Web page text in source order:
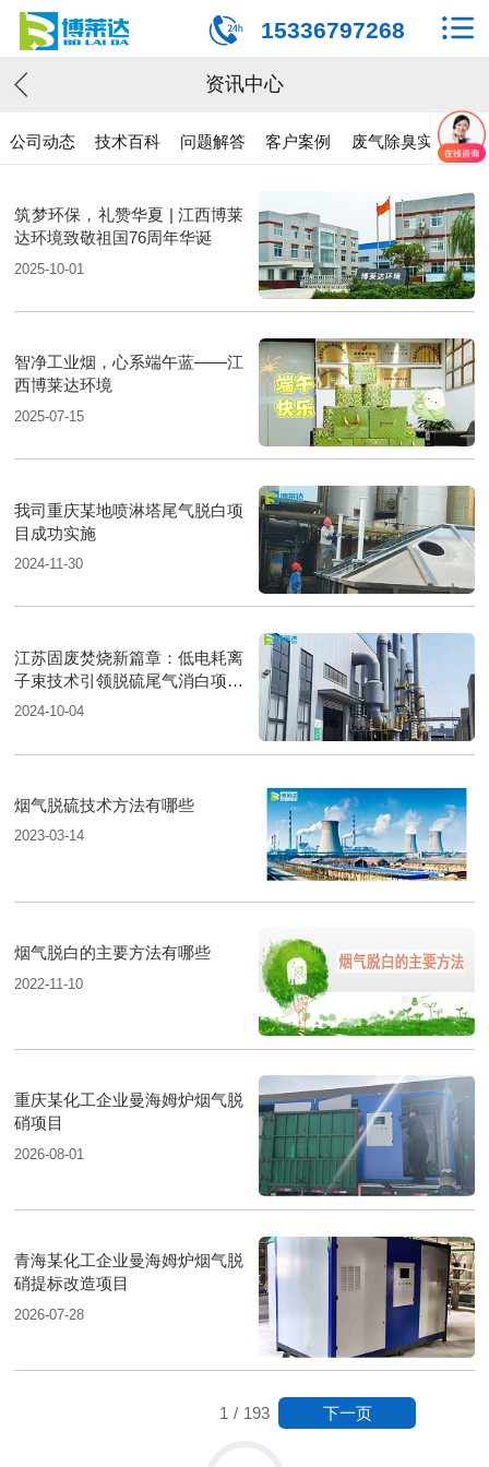
15336797268
资讯中心
公司动态 技术百科 问题解答 客户案例 废气除臭实验
筑梦环保，礼赞华夏 | 江西博莱
达环境致敬祖国76周年华诞
2025-10-01
智净工业烟，心系端午蓝——江
西博莱达环境
2025-07-15
我司重庆某地喷淋塔尾气脱白项
目成功实施
2024-11-30
江苏固废焚烧新篇章：低电耗离
子束技术引领脱硫尾气消白项目
圆满落成
2024-10-04
烟气脱硫技术方法有哪些
2023-03-14
烟气脱白的主要方法有哪些
2022-11-10
重庆某化工企业曼海姆炉烟气脱
硝项目
2026-08-01
青海某化工企业曼海姆炉烟气脱
硝提标改造项目
2026-07-28
1 / 193 下一页